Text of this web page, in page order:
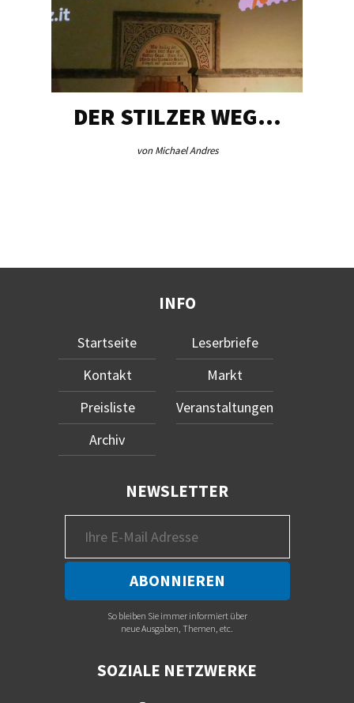
DER STILZER WEG…
von Michael Andres
INFO
Startseite
Kontakt
Preisliste
Archiv
Leserbriefe
Markt
Veranstaltungen
NEWSLETTER
So bleiben Sie immer informiert über
neue Ausgaben, Themen, etc.
SOZIALE NETZWERKE